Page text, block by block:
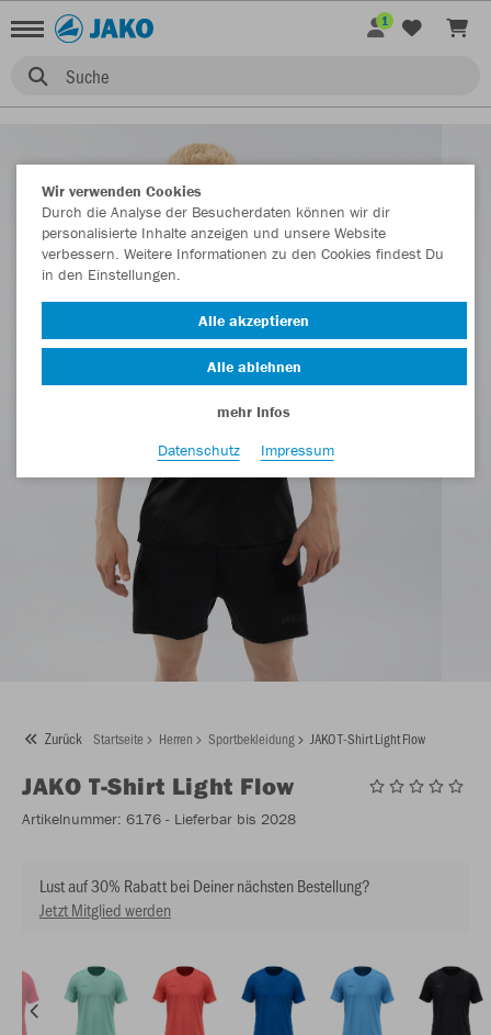
Suche
1
Zurück Startseite Herren Sportbekleidung JAKO T-Shirt Light Flow
JAKO T-Shirt Light Flow
Artikelnummer: 6176 - Lieferbar bis 2028
Lust auf 30% Rabatt bei Deiner nächsten Bestellung?
Jetzt Mitglied werden
Wir verwenden Cookies
Durch die Analyse der Besucherdaten können wir dir
personalisierte Inhalte anzeigen und unsere Website
verbessern. Weitere Informationen zu den Cookies findest Du
in den Einstellungen.
Alle akzeptieren
Alle ablehnen
mehr Infos
Datenschutz
Impressum